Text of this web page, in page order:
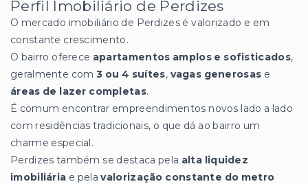
Perfil Imobiliário de Perdizes
O mercado imobiliário de Perdizes é valorizado e em
constante crescimento.
O bairro oferece apartamentos amplos e sofisticados,
geralmente com3 ou 4 suítes, vagas generosas e
áreas de lazer completas.
É comum encontrar empreendimentos novos lado a lado
com residências tradicionais, o que dá ao bairro um
charme especial.
Perdizes também se destaca pela alta liquidez
imobiliária e pelavalorização constante do metro